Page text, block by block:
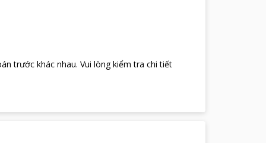
trước khác nhau. Vui lòng kiểm tra chi tiết